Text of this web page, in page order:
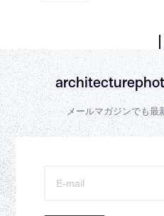
メールマガジンでも最